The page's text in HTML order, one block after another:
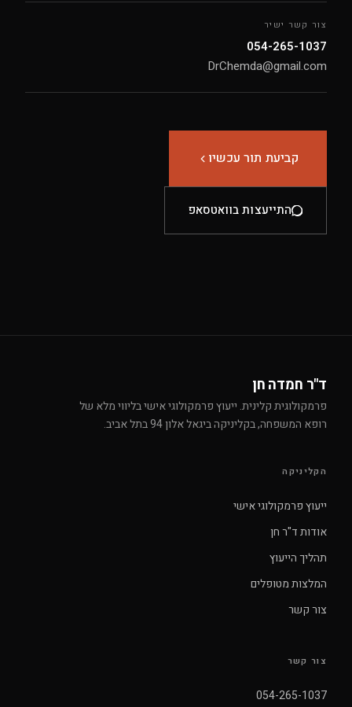
צור קשר ישיר
054-265-1037
DrChemda@gmail.com
קביעת תור עכשיו
התייעצות בוואטסאפ
ד"ר חמדה חן
פרמקולוגית קלינית. ייעוץ פרמקולוגי אישי בליווי מלא של
רופא המשפחה, בקליניקה ביגאל אלון 94 בתל אביב.
הקליניקה
ייעוץ פרמקולוגי אישי
אודות ד"ר חן
תהליך הייעוץ
המלצות מטופלים
צור קשר
צור קשר
054-265-1037